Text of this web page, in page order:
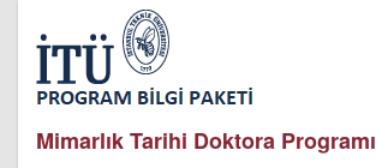
Mimarlık Tarihi Doktora Programı